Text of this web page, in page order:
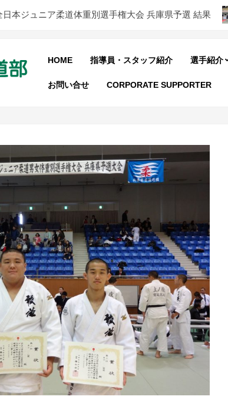
ュニア柔道体重別選手権大会 兵庫県予選 結果
HOME 指導員・スタッフ紹介 選手紹介
お問い合せ CORPORATE SUPPORTER